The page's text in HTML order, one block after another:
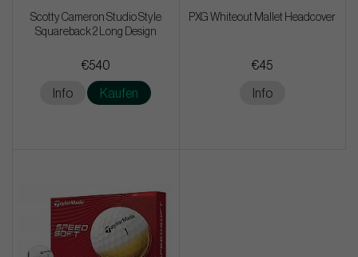
Scotty Cameron Studio Style
Squareback 2 Long Design
€540
Info Kaufen
PXG Whiteout Mallet Headcover
€45
Info